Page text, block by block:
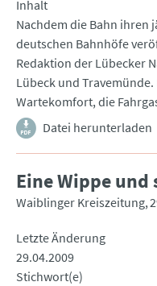
Inhalt
Nachdem die Bahn ihren
deutschen Bahnhöfe
Redaktion der Lübecker
Lübeck und
Wartekomfort, die
Datei herunterladen
Eine Wippe
Waiblinger Kreiszeitung
Letzte Änderung
29.04.2009
Stichwort(e)